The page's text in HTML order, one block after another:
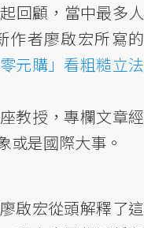
回顧，當中最多人
作者廖啟宏所寫的
元購」看粗糙立法
教授，專欄文章經
或是國際大事。
啟宏從頭解釋了這